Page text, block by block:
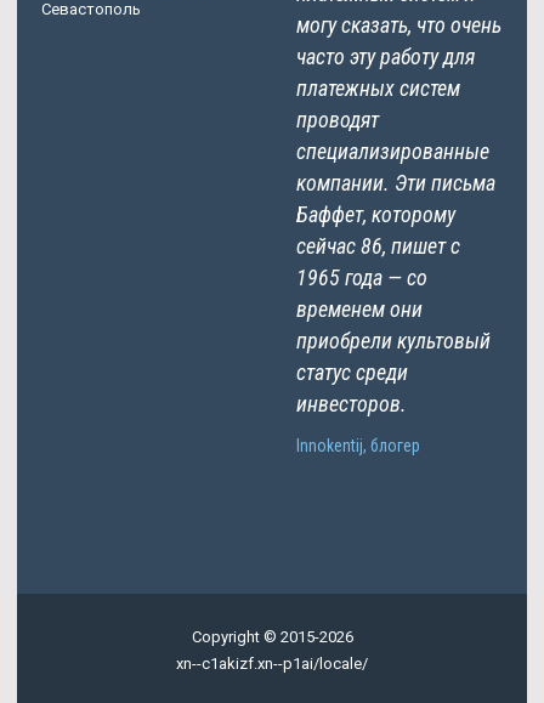
Севастополь
могу сказать, что очень
часто эту работу для
платежных систем
проводят
специализированные
компании. Эти письма
Баффет, которому
сейчас 86, пишет с
1965 года — со
временем они
приобрели культовый
статус среди
инвесторов.
Innokentij, блогер
Copyright © 2015-2026
xn--c1akizf.xn--p1ai/locale/